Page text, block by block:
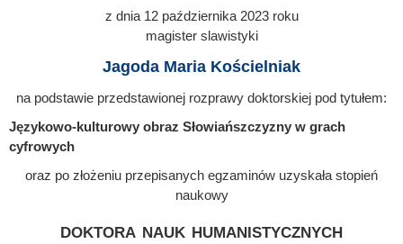
z dnia 12 października 2023roku
magister slawistyki
Jagoda Maria Kościelniak
na podstawie przedstawionej rozprawy doktorskiej pod tytułem:
Językowo-kulturowy obraz Słowiańszczyzny w grach
cyfrowych
oraz po złożeniu przepisanych egzaminów uzyskała stopień
naukowy
doktora nauk humanistycznych